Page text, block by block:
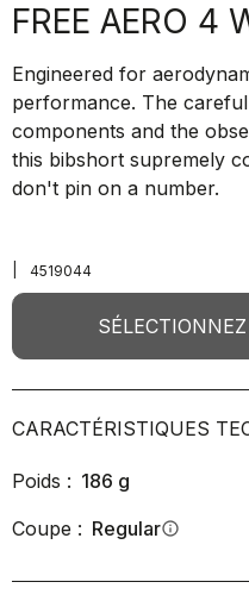
FREE AERO 4
Engineered for
performance. The
components and the
this bibshort supremely
don't pin on a number.
4519044
CARACTÉRISTIQUES
Poids : 186 g
Coupe : Regularinfo